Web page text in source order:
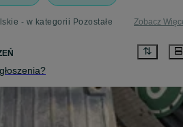
- w kategorii Pozostałe Zobacz